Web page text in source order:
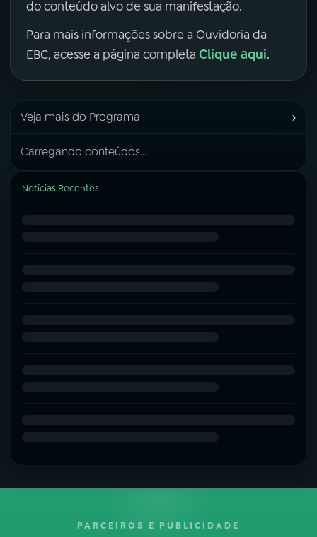
do conteúdo alvo de sua manifestação.
Para mais informações sobre a Ouvidoria da
EBC, acesse a página completa Clique aqui.
Veja mais do Programa ›
Carregando conteúdos...
Notícias Recentes
PARCEIROS E PUBLICIDADE